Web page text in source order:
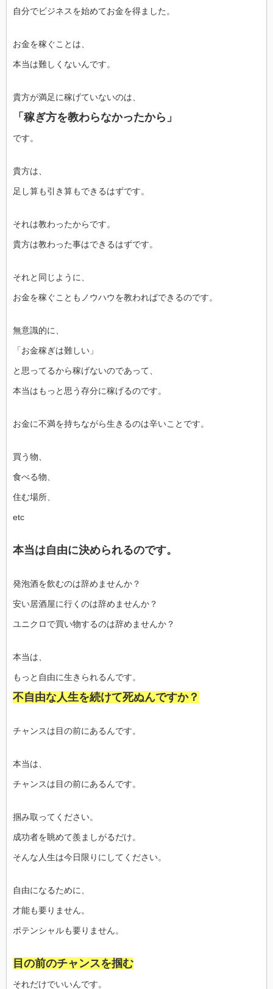
自分でビジネスを始めてお金を得ました。
お金を稼ぐことは、
本当は難しくないんです。
貴方が満足に稼げていないのは、
「稼ぎ方を教わらなかったから」
です。
貴方は、
足し算も引き算もできるはずです。
それは教わったからです。
貴方は教わった事はできるはずです。
それと同じように、
お金を稼ぐこともノウハウを教わればできるのです。
無意識的に、
「お金稼ぎは難しい」
と思ってるから稼げないのであって、
本当はもっと思う存分に稼げるのです。
お金に不満を持ちながら生きるのは辛いことです。
買う物、
食べる物、
住む場所、
etc
本当は自由に決められるのです。
発泡酒を飲むのは辞めませんか？
安い居酒屋に行くのは辞めませんか？
ユニクロで買い物するのは辞めませんか？
本当は、
もっと自由に生きられるんです。
不自由な人生を続けて死ぬんですか？
チャンスは目の前にあるんです。
本当は、
チャンスは目の前にあるんです。
掴み取ってください。
成功者を眺めて羨ましがるだけ。
そんな人生は今日限りにしてください。
自由になるために、
才能も要りません。
ポテンシャルも要りません。
目の前のチャンスを掴む
それだけでいいんです。